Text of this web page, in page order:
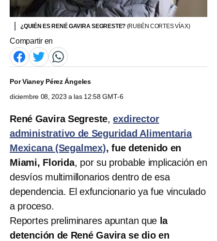
¿QUIÉN ES RENÉ GAVIRA SEGRESTE? (RUBÉN CORTES VÍA X)
Compartir en
PorVianey Pérez Ángeles
diciembre 08, 2023 a las 12:58 GMT-6
René Gavira Segreste, exdirector
administrativo de Seguridad Alimentaria
Mexicana (Segalmex), fue detenido en
Miami, Florida, por su probable implicación en
desvíos multimillonarios dentro de esa
dependencia. El exfuncionario ya fue vinculado
a proceso.
Reportes preliminares apuntan que la
detención de René Gavira se dio en